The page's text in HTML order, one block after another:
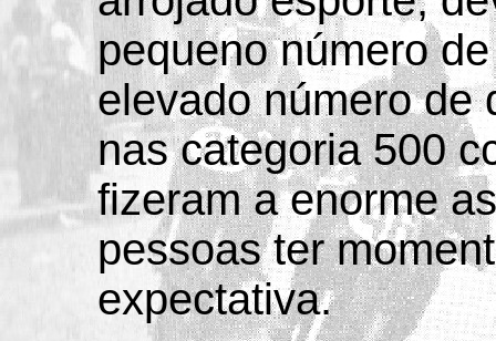
pequeno número
elevado número de
nas categoria 500
fizeram a enorme
pessoas ter
expectativa.